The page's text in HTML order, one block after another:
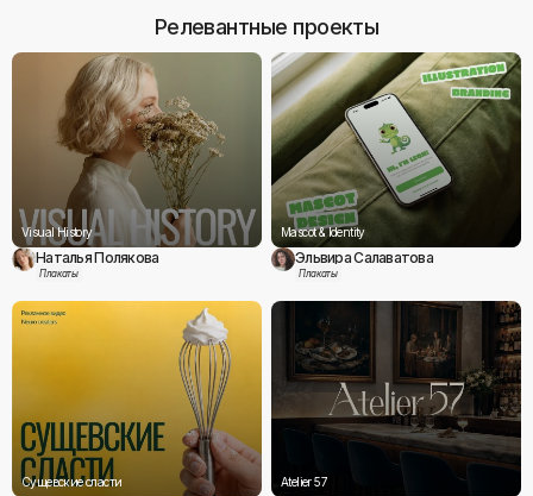
Релевантные проекты
Visual History
Наталья Полякова
Плакаты
Mascot & Identity
Эльвира Салаватова
Плакаты
Сущевские сласти Atelier 57